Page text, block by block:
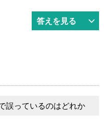
答えを見る
誤っているのはどれか